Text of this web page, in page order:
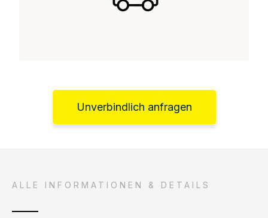
Unverbindlich anfragen
ALLE INFORMATIONEN & DETAILS